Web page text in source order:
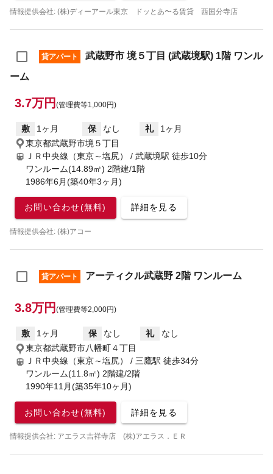
情報提供会社: (株)ディーアール東京 ドッとあ〜る賃貸 西国分寺店
貸アパート
武蔵野市 境５丁目 (武蔵境駅) 1階 ワンル
ーム
3.7万円 (管理費等1,000円)
敷 1ヶ月 保 なし 礼
1ヶ月
東京都武蔵野市境５丁目
ＪＲ中央線（東京～塩尻） / 武蔵境駅 徒歩10分
ワンルーム(14.89㎡) 2階建/1階
1986年6月(築40年3ヶ月)
お問い合わせ(無料) 詳細を見る
情報提供会社: (株)アコー
貸アパート アーティクル武蔵野 2階 ワンルーム
3.8万円 (管理費等2,000円)
敷 1ヶ月 保 なし 礼
なし
東京都武蔵野市八幡町４丁目
ＪＲ中央線（東京～塩尻） / 三鷹駅 徒歩34分
ワンルーム(11.8㎡) 2階建/2階
1990年11月(築35年10ヶ月)
お問い合わせ(無料) 詳細を見る
情報提供会社: アエラス吉祥寺店 (株)アエラス．ＥＲ